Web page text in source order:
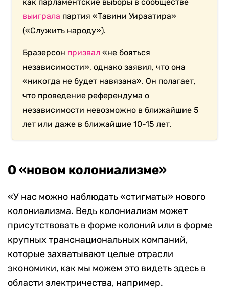
выиграла партия «Тавини Уираатира»
(«Служить народу»).
Бразерсон призвал «не бояться
независимости», однако заявил, что она
«никогда не будет навязана». Он полагает,
что проведение референдума о
независимости невозможно в ближайшие 5
лет или даже в ближайшие 10-15 лет.
О «новом колониализме»
«У нас можно наблюдать «стигматы» нового
колониализма. Ведь колониализм может
присутствовать в форме колоний или в форме
крупных транснациональных компаний,
которые захватывают целые отрасли
экономики, как мы можем это видеть здесь в
области электричества, например.